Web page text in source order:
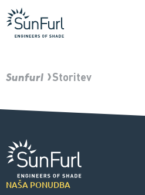
Sunfurl Storitev
NAŠA PONUDBA